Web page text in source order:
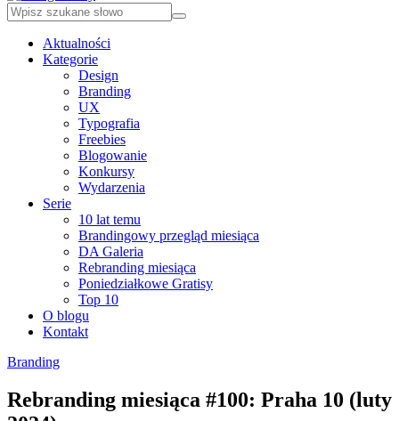
Aktualności
Kategorie
Design
Branding
UX
Typografia
Freebies
Blogowanie
Konkursy
Wydarzenia
Serie
10 lat temu
Brandingowy przegląd miesiąca
DA Galeria
Rebranding miesiąca
Poniedziałkowe Gratisy
Top 10
O blogu
Kontakt
Branding
Rebranding miesiąca #100: Praha 10 (luty